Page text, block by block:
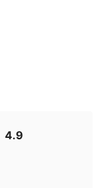
4.9